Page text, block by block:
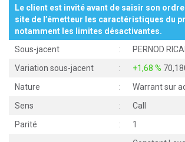
Le client est invité avant de saisir son
site de l’émetteur les caractéristiques du
notamment les limites désactivantes.
Sous-jacent
:
PERNOD
Variation sous-jacent
: +1,68 %
Nature
:
Warrant sur
Sens
:
Call
Parité
:
1